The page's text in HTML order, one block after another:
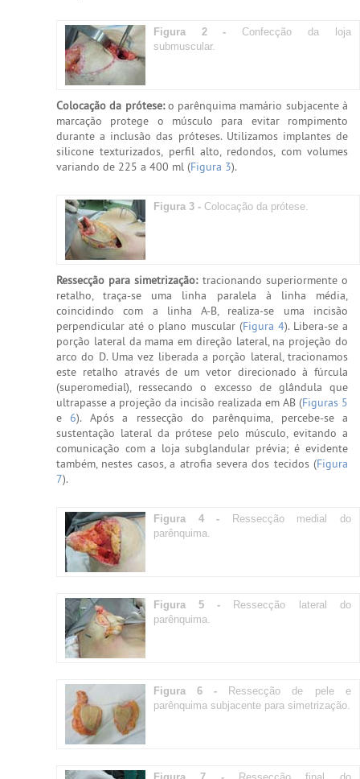
Figura 2 - Confecção da loja
submuscular.
Colocação da prótese:o parênquima mamário subjacente à
marcação protege o músculo para evitar rompimento
durante a inclusão das próteses. Utilizamos implantes de
silicone texturizados, perfil alto, redondos, com volumes
variando de 225 a 400 ml (Figura 3).
Figura 3 - Colocação da prótese.
Ressecção para simetrização:tracionando superiormente o
retalho, traça-se uma linha paralela à linha média,
coincidindo com a linha A-B, realiza-se uma incisão
perpendicular até o plano muscular (Figura 4). Libera-se a
porção lateral da mama em direção lateral, na projeção do
arco do D. Uma vez liberada a porção lateral, tracionamos
este retalho através de um vetor direcionado à fúrcula
(superomedial), ressecando o excesso de glândula que
ultrapasse a projeção da incisão realizada em AB (Figuras 5
e 6). Após a ressecção do parênquima, percebe-se a
sustentação lateral da prótese pelo músculo, evitando a
comunicação com a loja subglandular prévia; é evidente
também, nestes casos, a atrofia severa dos tecidos (Figura
7).
Figura 4 -
Ressecção medial do
parênquima.
Figura 5 -
Ressecção lateral do
parênquima.
Figura 6 -
Ressecção de pele e
parênquima subjacente para simetrização.